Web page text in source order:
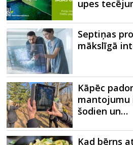
upes
Septiņas
mākslīgā
Kāpēc
mantojumu
šodien un…
Kad bērns